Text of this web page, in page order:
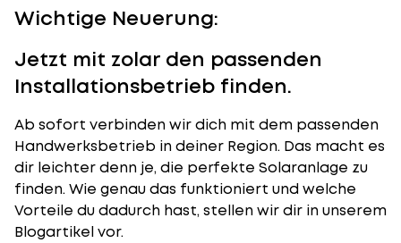
Wichtige Neuerung:
Jetzt mit zolar den passenden
Installationsbetrieb finden.
Ab sofort verbinden wir dich mit dem passenden
Handwerksbetrieb in deiner Region. Das macht es
dir leichter denn je, die perfekte Solaranlage zu
finden. Wie genau das funktioniert und welche
Vorteile du dadurch hast, stellen wir dir in unserem
Blogartikel vor.